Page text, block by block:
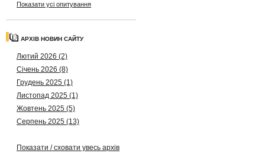
Показати усі опитування
АРХІВ НОВИН САЙТУ
Лютий 2026 (2)
Січень 2026 (8)
Грудень 2025 (1)
Листопад 2025 (1)
Жовтень 2025 (5)
Серпень 2025 (13)
Показати / сховати увесь архів